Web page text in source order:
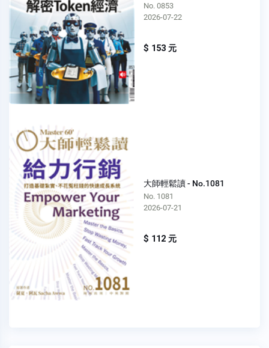
No. 0853
2026-07-22
$ 153 元
大師輕鬆讀 - No.1081
No. 1081
2026-07-21
$ 112 元